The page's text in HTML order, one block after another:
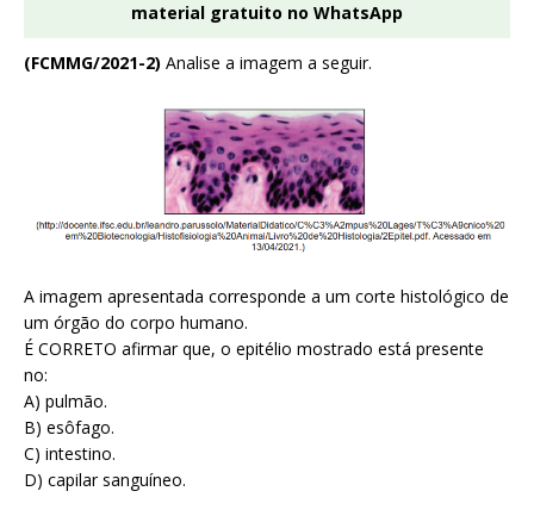
material gratuito no WhatsApp
(FCMMG/2021-2) Analise a imagem a seguir.
A imagem apresentada corresponde a um corte histológico de
um órgão do corpo humano.
É CORRETO afirmar que, o epitélio mostrado está presente
no:
A) pulmão.
B) esôfago.
C) intestino.
D) capilar sanguíneo.